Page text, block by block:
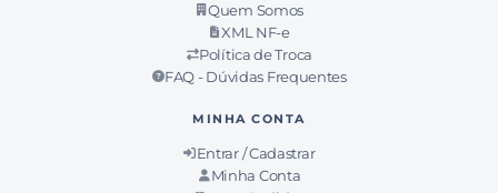
Quem Somos
XML NF-e
Política de Troca
FAQ - Dúvidas Frequentes
MINHA CONTA
Entrar / Cadastrar
Minha Conta